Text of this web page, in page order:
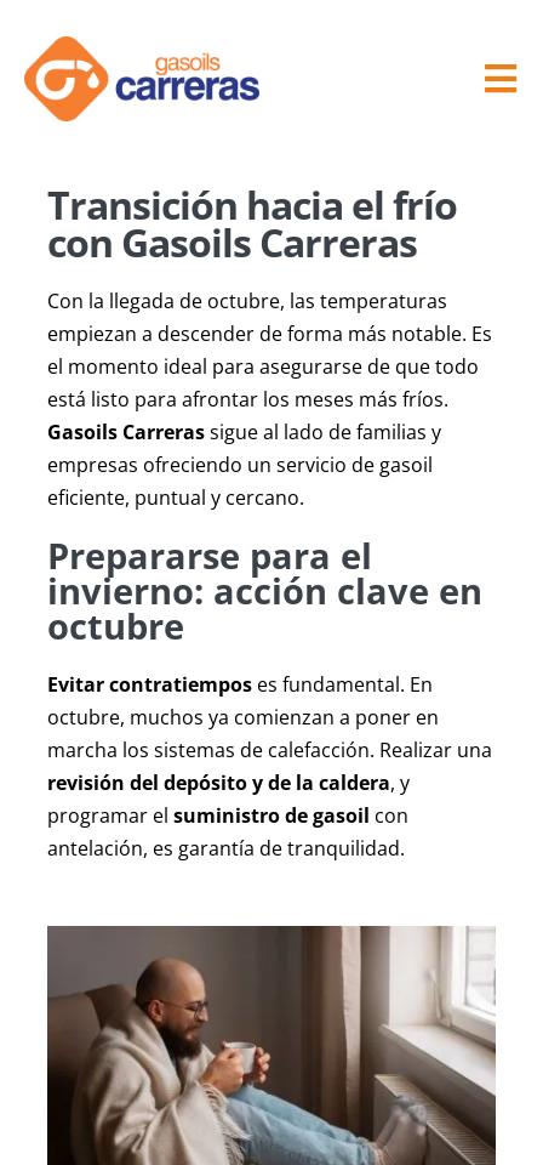
content
Empresa
Gasoilnera
Servicio Distribuidor
Lavadero de coches
Autocaravanas
Contacto
Transición hacia el frío
con Gasoils Carreras
Con la llegada de octubre, las temperaturas
empiezan a descender de forma más notable. Es
el momento ideal para asegurarse de que todo
está listo para afrontar los meses más fríos.
Gasoils Carrerassigue al lado de familias y
empresas ofreciendo un servicio de gasoil
eficiente, puntual y cercano.
Prepararse para el
invierno: acción clave en
octubre
Evitar contratiemposes fundamental. En
octubre, muchos ya comienzan a poner en
marcha los sistemas de calefacción. Realizar una
revisión del depósito y de la caldera, y
programar el suministro de gasoil con
antelación, es garantía de tranquilidad.